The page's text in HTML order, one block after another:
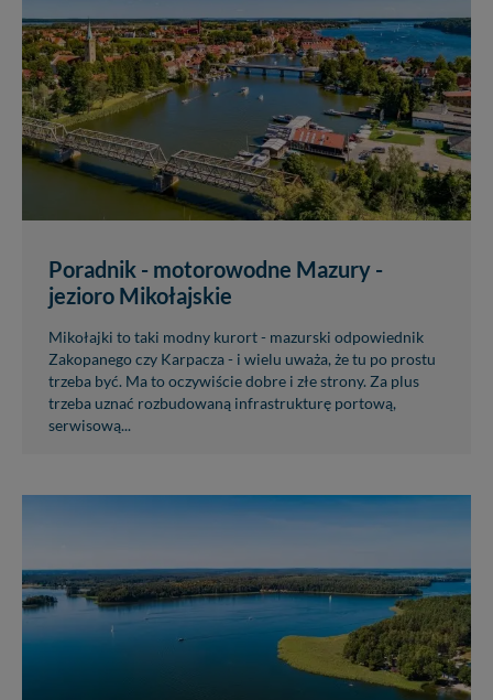
Poradnik - motorowodne Mazury -
jezioro Mikołajskie
Mikołajki to taki modny kurort - mazurski odpowiednik
Zakopanego czy Karpacza - i wielu uważa, że tu po prostu
trzeba być. Ma to oczywiście dobre i złe strony. Za plus
trzeba uznać rozbudowaną infrastrukturę portową,
serwisową...